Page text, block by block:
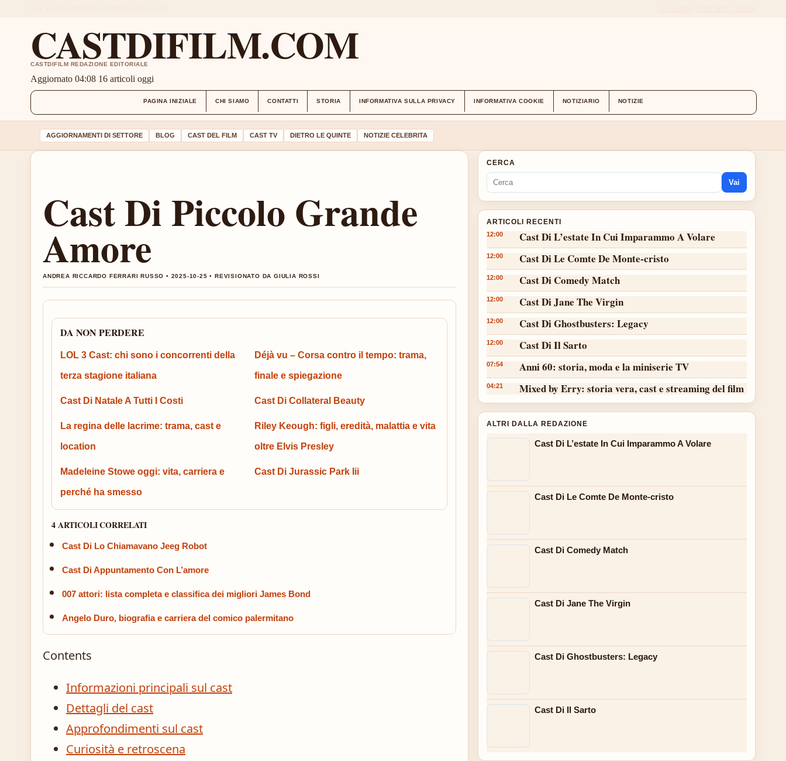
CASTDIFILM.COM
CASTDIFILM REDAZIONE EDITORIALE
Aggiornato 04:08 16 articoli oggi
PAGINA INIZIALE CHI SIAMO CONTATTI STORIA INFORMATIVA SULLA PRIVACY INFORMATIVA COOKIE NOTIZIARIO NOTIZIE
AGGIORNAMENTI DI SETTORE BLOG CAST DEL FILM CAST TV DIETRO LE QUINTE NOTIZIE CELEBRITA
Cast Di Piccolo Grande
Amore
ANDREA RICCARDO FERRARI RUSSO • 2025-10-25 • REVISIONATO DA GIULIA ROSSI
DA NON PERDERE
LOL 3 Cast: chi sono i concorrenti della
terza stagione italiana
Déjà vu – Corsa contro il tempo: trama,
finale e spiegazione
Cast Di Natale A Tutti I Costi Cast Di Collateral Beauty
La regina delle lacrime: trama, cast e
location
Riley Keough: figli, eredità, malattia e vita
oltre Elvis Presley
Madeleine Stowe oggi: vita, carriera e
perché ha smesso
Cast Di Jurassic Park Iii
4 ARTICOLI CORRELATI
Cast Di Lo Chiamavano Jeeg Robot
Cast Di Appuntamento Con L’amore
007 attori: lista completa e classifica dei migliori James Bond
Angelo Duro, biografia e carriera del comico palermitano
Contents
Informazioni principali sul cast
Dettagli del cast
Approfondimenti sul cast
Curiosità e retroscena
CERCA
Vai
ARTICOLI RECENTI
12:00 Cast Di L’estate In Cui Imparammo A Volare
12:00 Cast Di Le Comte De Monte-cristo
12:00 Cast Di Comedy Match
12:00 Cast Di Jane The Virgin
12:00 Cast Di Ghostbusters: Legacy
12:00 Cast Di Il Sarto
07:54 Anni 60: storia, moda e la miniserie TV
04:21 Mixed by Erry: storia vera, cast e streaming del film
ALTRI DALLA REDAZIONE
Cast Di L’estate In Cui Imparammo A Volare
Cast Di Le Comte De Monte-cristo
Cast Di Comedy Match
Cast Di Jane The Virgin
Cast Di Ghostbusters: Legacy
Cast Di Il Sarto